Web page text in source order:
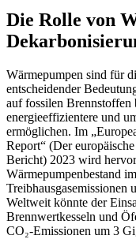
Die Rolle von
Wärmepumpen sind für
entscheidender
auf fossilen Brennstoffen
energieeffizientere und
ermöglichen. Im
Report“ (Der
Bericht) 2023 wird
Wärmepumpenbestand
Treibhausgasemissionen
Weltweit könnte der
Brennwertkesseln und
CO₂-Emissionen um 3